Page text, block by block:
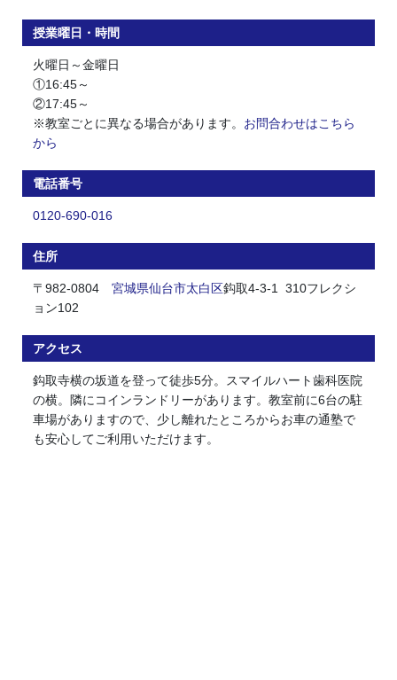
授業曜日・時間
火曜日～金曜日
①16:45～
②17:45～
※教室ごとに異なる場合があります。 お問合わせはこちら
から
電話番号
0120-690-016
住所
〒982-0804 宮城県仙台市太白区鈎取4-3-1 310フレクシ
ョン102
アクセス
鈎取寺横の坂道を登って徒歩5分。スマイルハート歯科医院
の横。隣にコインランドリーがあります。教室前に6台の駐
車場がありますので、少し離れたところからお車の通塾で
も安心してご利用いただけます。